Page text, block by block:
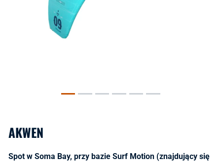
AKWEN
Spot w Soma Bay, przy bazie Surf Motion (znajdujący się